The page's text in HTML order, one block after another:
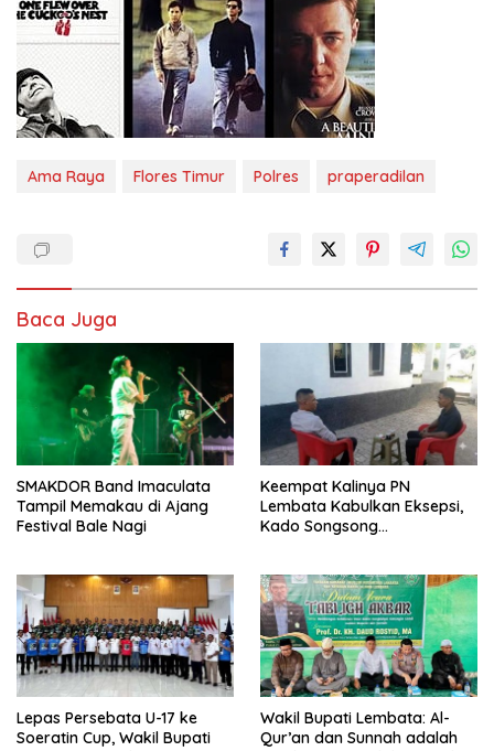
Ama Raya Flores Timur Polres praperadilan
Baca Juga
SMAKDOR Band Imaculata
Tampil Memakau di Ajang
Festival Bale Nagi
Keempat Kalinya PN
Lembata Kabulkan Eksepsi,
Kado Songsong
Lepas Persebata U-17 ke
Soeratin Cup, Wakil Bupati
Wakil Bupati Lembata: Al-
Qur’an dan Sunnah adalah